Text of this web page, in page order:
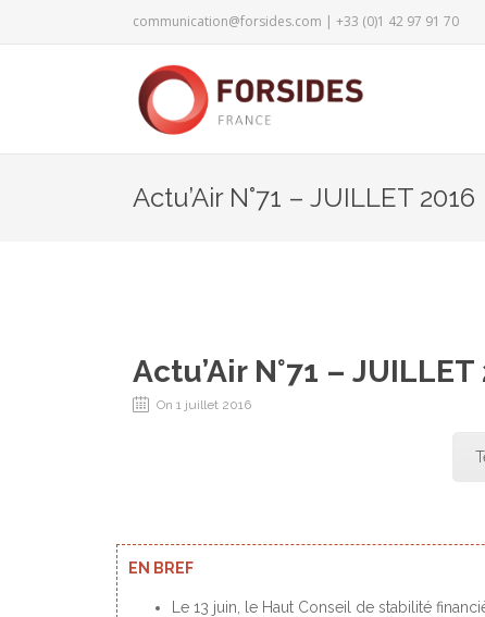
communication@forsides.com | +33 (0)1 42 97 91 70
Actu’Air N°71 – JUILLET 2016
Actu’Air N°71 – JUILLET
On 1 juillet 2016
EN BREF
Le 13 juin, le Haut Conseil de stabilité